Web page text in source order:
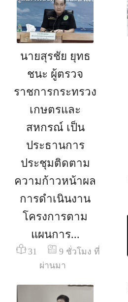
นายสุรชัย ยุทธ
ชนะ ผู้ตรวจ
ราชการกระทรวง
เกษตรและ
สหกรณ์ เป็น
ประธานการ
ประชุมติดตาม
ความก้าวหน้าผล
การดำเนินงาน
โครงการตาม
แผนการ...
31
9 ชั่วโมง ที่
ผ่านมา